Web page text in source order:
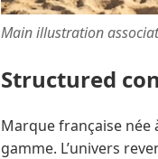
Main illustration
Structured
Marque française née
gamme. L’univers